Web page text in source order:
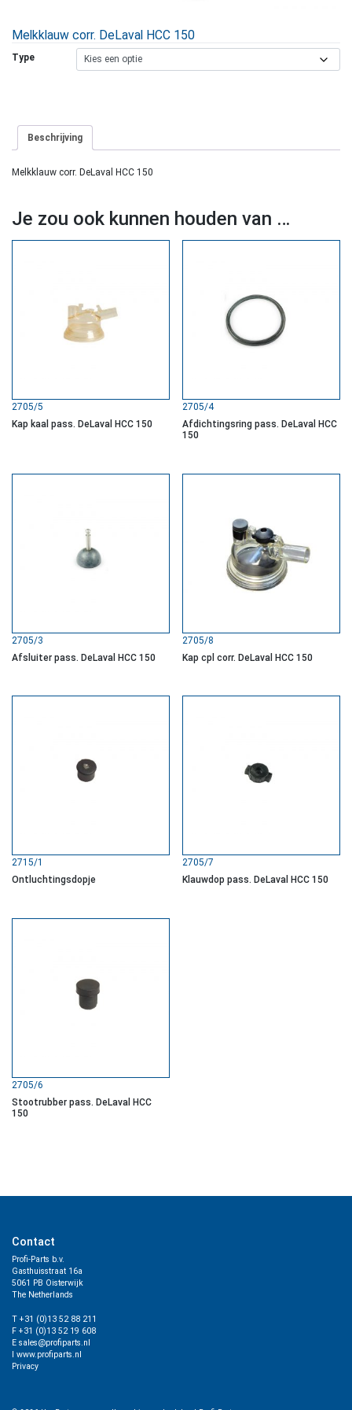
Melkklauw corr. DeLaval HCC 150
Type
Beschrijving
Melkklauw corr. DeLaval HCC 150
Je zou ook kunnen houden van …
2705/5
Kap kaal pass. DeLaval HCC 150
2705/4
Afdichtingsring pass. DeLaval HCC
150
2705/3
Afsluiter pass. DeLaval HCC 150
2705/8
Kap cpl corr. DeLaval HCC 150
2715/1
Ontluchtingsdopje
2705/7
Klauwdop pass. DeLaval HCC 150
2705/6
Stootrubber pass. DeLaval HCC
150
Contact
Profi-Parts b.v.
Gasthuisstraat 16a
5061 PB Oisterwijk
The Netherlands
T +31 (0)13 52 88 211
F +31 (0)13 52 19 608
E sales@profiparts.nl
I www.profiparts.nl
Privacy